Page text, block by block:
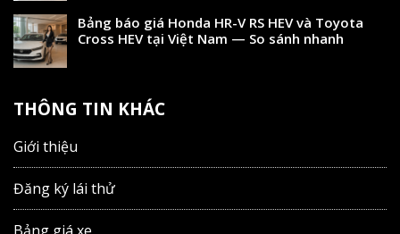
Bảng báo giá Honda HR-V RS HEV và Toyota
Cross HEV tại Việt Nam — So sánh nhanh
THÔNG TIN KHÁC
Giới thiệu
Đăng ký lái thử